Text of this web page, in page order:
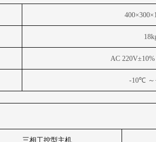
400
AC 220V
-10℃ ～
三相工控型主机